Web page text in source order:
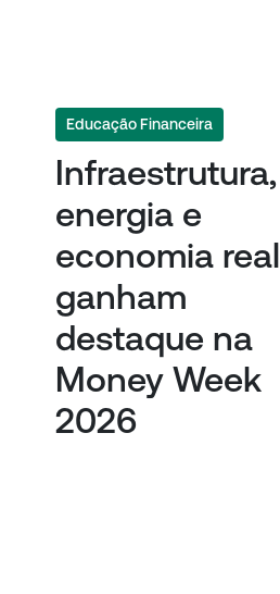
Educação Financeira
Infraestrutura,
energia e
economia real
ganham
destaque na
Money Week
2026